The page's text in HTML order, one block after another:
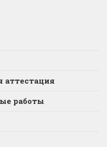
аттестация
работы